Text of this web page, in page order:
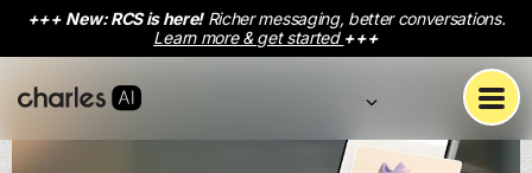
+++ New: RCS is here!Richer messaging, better conversations.
Learn more & get started +++